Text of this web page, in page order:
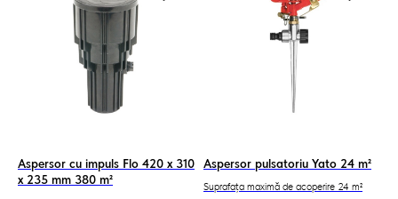
Aspersor cu impuls Flo 420 х 310
х 235 mm 380 m²
Aspersor pulsatoriu Yato 24 m²
Suprafața maximă de acoperire 24 m²